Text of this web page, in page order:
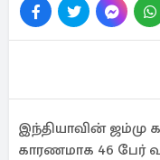
இந்தியாவின் ஜம்மு
காரணமாக 46 பேர்